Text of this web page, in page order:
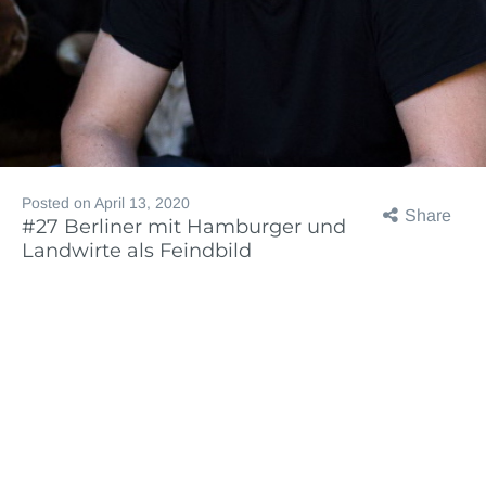
Share
Posted on April 13, 2020
#27 Berliner mit Hamburger und
Landwirte als Feindbild